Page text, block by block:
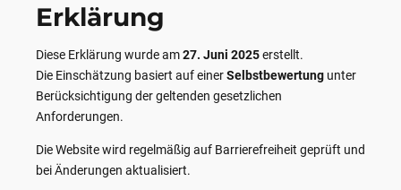
Erklärung
Diese Erklärung wurde am27. Juni 2025erstellt.
Die Einschätzung basiert auf einerSelbstbewertung unter
Berücksichtigung der geltenden gesetzlichen
Anforderungen.
Die Website wird regelmäßig auf Barrierefreiheit geprüft und
bei Änderungen aktualisiert.